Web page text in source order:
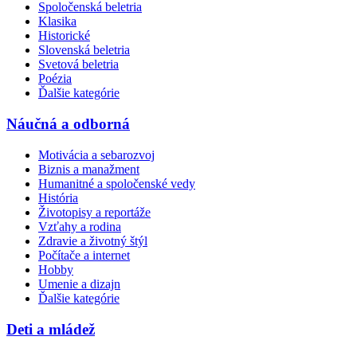
Spoločenská beletria
Klasika
Historické
Slovenská beletria
Svetová beletria
Poézia
Ďalšie kategórie
Náučná a odborná
Motivácia a sebarozvoj
Biznis a manažment
Humanitné a spoločenské vedy
História
Životopisy a reportáže
Vzťahy a rodina
Zdravie a životný štýl
Počítače a internet
Hobby
Umenie a dizajn
Ďalšie kategórie
Deti a mládež